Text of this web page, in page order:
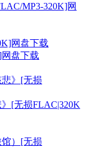
MP3-320K]网
盘下载
[无损FLAC|320K